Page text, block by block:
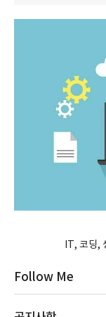
IT, 코딩,
Follow Me